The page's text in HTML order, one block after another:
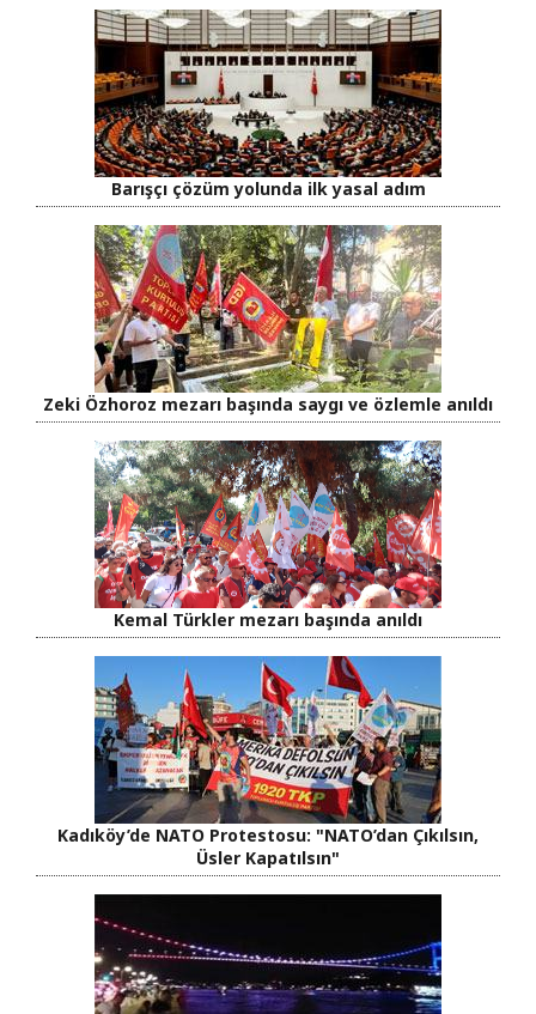
Barışçı çözüm yolunda ilk yasal adım
Zeki Özhoroz mezarı başında saygı ve özlemle anıldı
Kemal Türkler mezarı başında anıldı
Kadıköy’de NATO Protestosu: "NATO’dan Çıkılsın,
Üsler Kapatılsın"